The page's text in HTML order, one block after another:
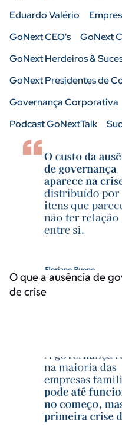
Eduardo Valério
GoNext CEO's
GoNext
GoNext Herdeiros &
GoNext Presidentes de
Governança Corporativa
Podcast GoNextTalk
O que a ausência de
de crise